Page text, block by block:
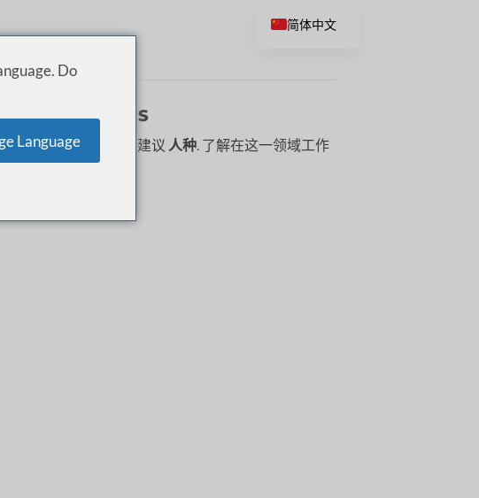
证词这方面的挑战和建议 人种. 了解在这一领域工作
Do
Language
简体中文